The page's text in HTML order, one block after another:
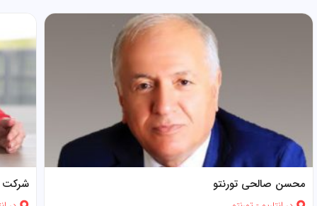
محسن صالحی تورنتو شرکت